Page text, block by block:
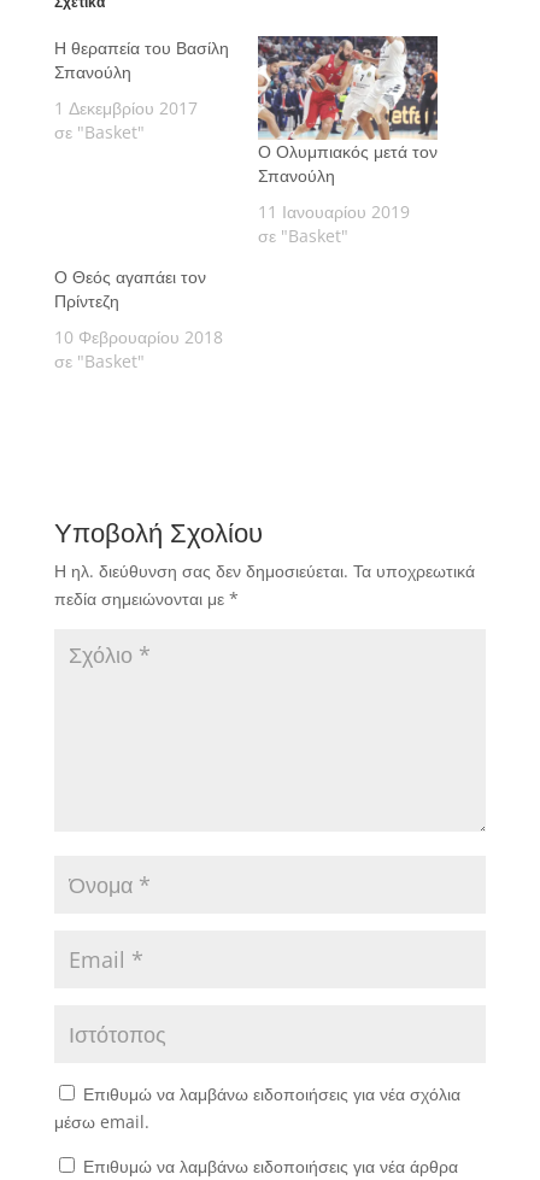
Η θεραπεία του Βασίλη
Σπανούλη
1 Δεκεμβρίου 2017
σε "Basket"
Ο Ολυμπιακός μετά τον
Σπανούλη
11 Ιανουαρίου 2019
σε "Basket"
Ο Θεός αγαπάει τον
Πρίντεζη
10 Φεβρουαρίου 2018
σε "Basket"
Υποβολή Σχολίου
Η ηλ. διεύθυνση σας δεν δημοσιεύεται. Τα υποχρεωτικά
πεδία σημειώνονται με *
Επιθυμώ να λαμβάνω ειδοποιήσεις για νέα σχόλια
μέσω email.
Επιθυμώ να λαμβάνω ειδοποιήσεις για νέα άρθρα